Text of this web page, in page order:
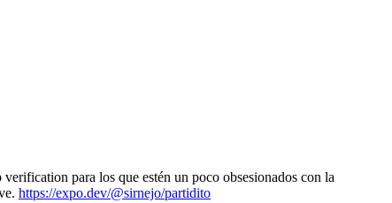
para los que estén un poco obsesionados con la
https://expo.dev/@sirnejo/partidito